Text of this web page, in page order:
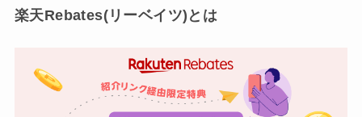
楽天Rebates(リーベイツ)とは